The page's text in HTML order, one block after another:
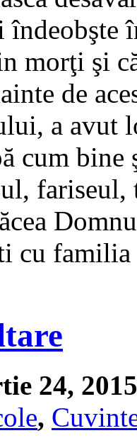
morţi şi
de
a avut
cum
fariseul,
cu
24, 2015
,